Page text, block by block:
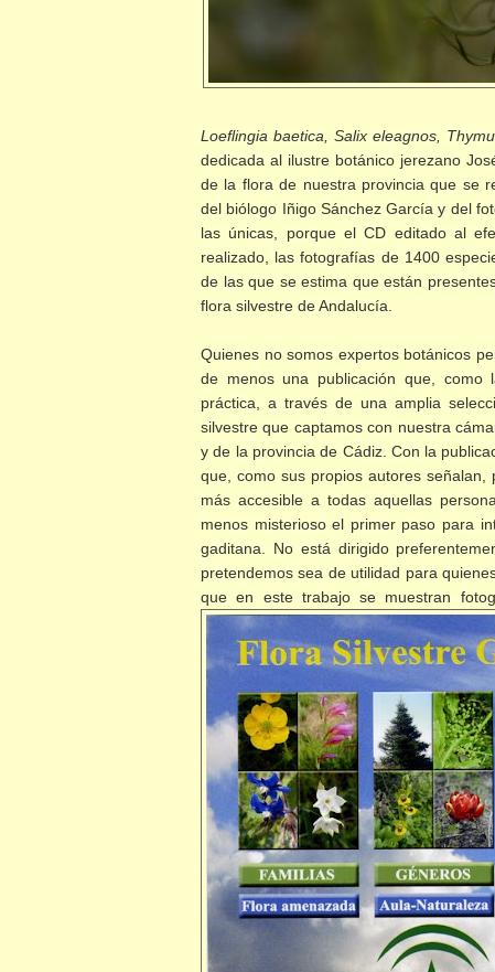
Loeflingia baetica, Salix eleagnos,
dedicada al ilustre botánico jerezano
de la flora de nuestra provincia que se
del biólogo Iñigo Sánchez García y del
las únicas, porque el CD editado al
realizado, las fotografías de 1400
de las que se estima que están
flora silvestre de Andalucía.
Quienes no somos expertos botánicos
de menos una publicación que,
práctica, a través de una amplia
silvestre que captamos con nuestra
y de la provincia de Cádiz. Con la
que, como sus propios autores
más accesible a todas aquellas
menos misterioso el primer paso para
gaditana. No está dirigido
pretendemos sea de utilidad para
que en este trabajo se muestran